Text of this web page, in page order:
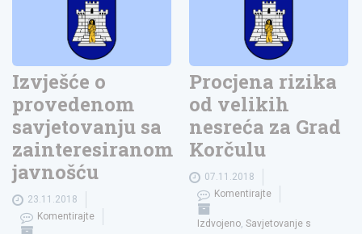
Izvješće o
provedenom
savjetovanju sa
zainteresiranom
javnošću
23.11.2018
Komentirajte
Procjena rizika
od velikih
nesreća za Grad
Korčulu
07.11.2018
Komentirajte
Izdvojeno,Savjetovanje s